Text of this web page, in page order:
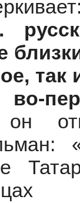
.
так
во-